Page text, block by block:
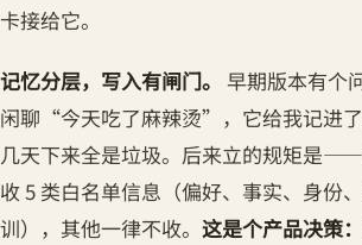
卡接给它。
记忆分层，写入有闸门。 早期版本有个
闲聊“今天吃了麻辣烫”，它给我记进了
几天下来全是垃圾。后来立的规矩是
收 5 类白名单信息（偏好、事实、身份
训），其他一律不收。 这是个产品决策